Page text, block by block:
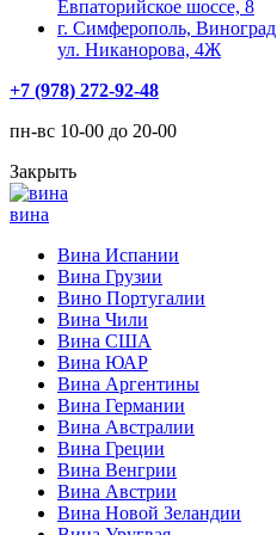
Евпаторийское шоссе, 8
г. Симферополь, Виноград
ул. Никанорова, 4Ж
+7 (978) 272-92-48
пн-вс 10-00 до 20-00
Закрыть
вина
Вина Испании
Вина Грузии
Вино Португалии
Вина Чили
Вина США
Вина ЮАР
Вина Аргентины
Вина Германии
Вина Австралии
Вина Греции
Вина Венгрии
Вина Австрии
Вина Новой Зеландии